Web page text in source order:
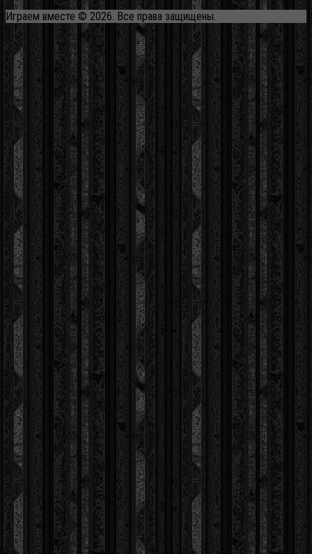
Играем вместе © 2026. Все права защищены.